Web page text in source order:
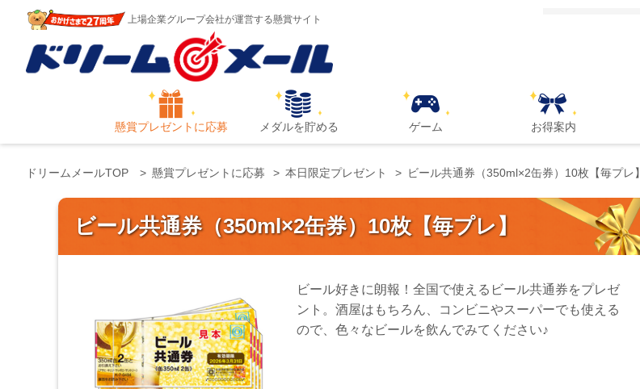
上場企業グループ会社が運営する懸賞サイト
懸賞プレゼントに応募 メダルを貯める ゲーム お得案内
ドリームメールTOP 懸賞プレゼントに応募 本日限定プレゼント ビール共通券（350ml×2缶券）10枚【毎プレ】
ビール共通券（350ml×2缶券）10枚【毎プレ】
ビール好きに朗報！全国で使えるビール共通券をプレゼ
ント。酒屋はもちろん、コンビニやスーパーでも使える
ので、色々なビールを飲んでみてください♪